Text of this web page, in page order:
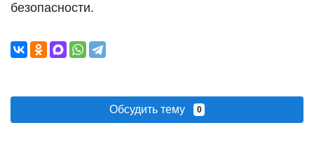
безопасности.
Обсудить тему 0